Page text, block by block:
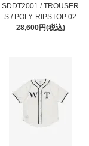
SDDT2001 / TROUSER
S / POLY. RIPSTOP 02
28,600円(税込)